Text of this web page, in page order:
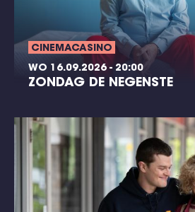
CINEMACASINO
WO 16.09.2026 - 20:00
ZONDAG DE NEGENSTE